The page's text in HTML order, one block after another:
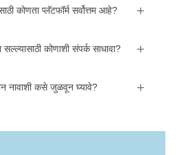
कोणता प्लॅटफॉर्म सर्वोत्तम आहे?
कोणाशी संपर्क साधावा?
नावाशी कसे जुळवून घ्यावे?